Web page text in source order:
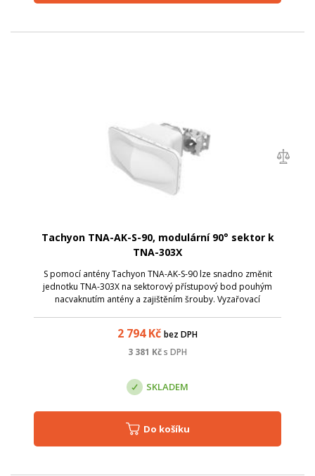
Tachyon TNA-AK-S-90, modulární 90° sektor k
TNA-303X
S pomocí antény Tachyon TNA-AK-S-90 lze snadno změnit
jednotku TNA-303X na sektorový přístupový bod pouhým
nacvaknutím antény a zajištěním šrouby. Vyzařovací
2 794Kč bez DPH
3 381 Kčs DPH
SKLADEM
Do košíku